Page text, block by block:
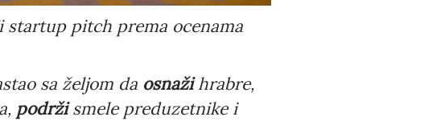
startup pitch prema ocenama
sa željom da osnažihrabre,
podržismele preduzetnike i